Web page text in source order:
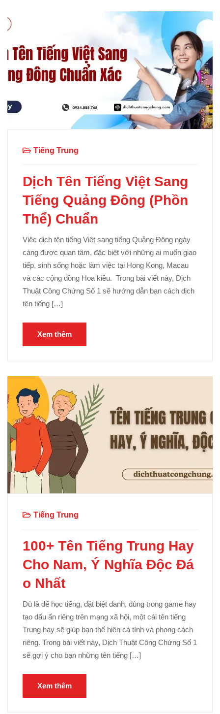
Tiếng Trung
Dịch Tên Tiếng Việt Sang
Tiếng Quảng Đông (Phồn
Thể) Chuẩn
Việc dịch tên tiếng Việt sang tiếng Quảng Đông ngày
càng được quan tâm, đặc biệt với những ai muốn giao
tiếp, sinh sống hoặc làm việc tại Hong Kong, Macau
và các cộng đồng Hoa kiều. Trong bài viết này, Dịch
Thuật Công Chứng Số 1 sẽ hướng dẫn bạn cách dịch
tên tiếng […]
Xem thêm
Tiếng Trung
100+ Tên Tiếng Trung Hay
Cho Nam, Ý Nghĩa Độc Đá
o Nhất
Dù là để học tiếng, đặt biệt danh, dùng trong game hay
tạo dấu ấn riêng trên mạng xã hội, một cái tên tiếng
Trung hay sẽ giúp bạn thể hiện cá tính và phong cách
riêng. Trong bài viết này, Dịch Thuật Công Chứng Số 1
sẽ gợi ý cho bạn những tên tiếng […]
Xem thêm